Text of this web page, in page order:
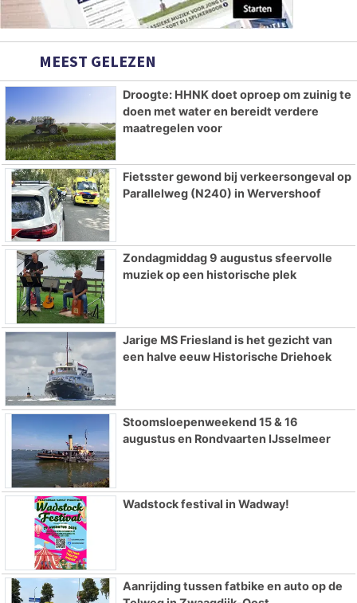
MEEST GELEZEN
Droogte: HHNK doet oproep om zuinig te
doen met water en bereidt verdere
maatregelen voor
Fietsster gewond bij verkeersongeval op
Parallelweg (N240) in Wervershoof
Zondagmiddag 9 augustus sfeervolle
muziek op een historische plek
Jarige MS Friesland is het gezicht van
een halve eeuw Historische Driehoek
Stoomsloepenweekend 15 & 16
augustus en Rondvaarten IJsselmeer
Wadstock festival in Wadway!
Aanrijding tussen fatbike en auto op de